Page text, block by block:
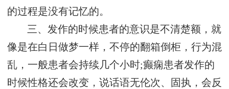
的过程是没有记忆的。
三、发作的时候患者的意识是不清楚额，就
像是在白日做梦一样，不停的翻箱倒柜，行为混
乱，一般患者会持续几个小时;癫痫患者发作的
时候性格还会改变，说话语无伦次、固执，会反